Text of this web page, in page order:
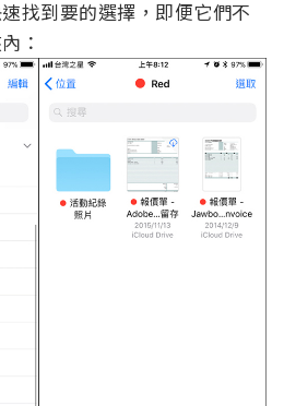
找到要的選擇，即便它們不
：